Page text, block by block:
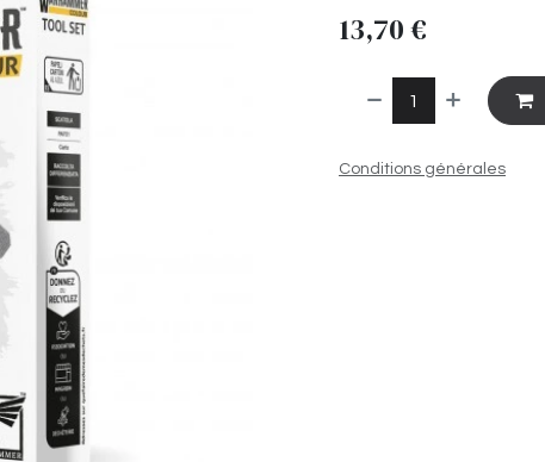
13,70€
Conditions générales